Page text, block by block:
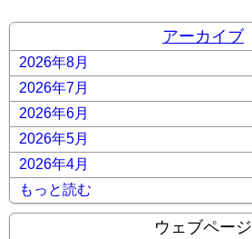
アーカイブ
2026年8月
2026年7月
2026年6月
2026年5月
2026年4月
もっと読む
ウェブページ